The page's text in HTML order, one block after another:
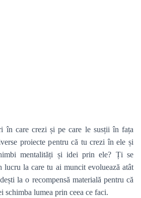
în care crezi și pe care le susții în fața
proiecte pentru că tu crezi în ele și
mentalități și idei prin ele? Ți se
lucru la care tu ai muncit evoluează atât
la o recompensă materială pentru că
schimba lumea prin ceea ce faci.